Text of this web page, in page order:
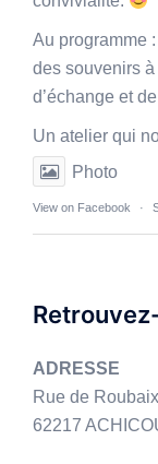
Au programme
des souvenirs
d’échange et
Un atelier qui
Photo
View on Facebook ·
ADRESSE
Rue de Roubaix
62217